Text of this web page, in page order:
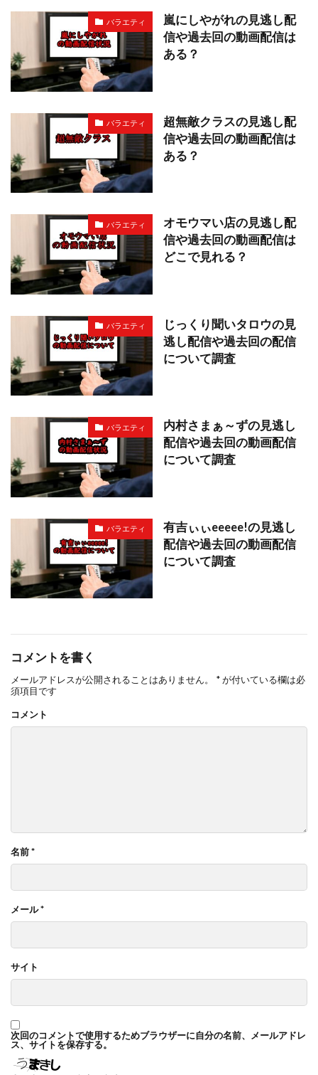
バラエティ
嵐にしやがれの見逃し配
信や過去回の動画配信は
ある？
バラエティ
超無敵クラスの見逃し配
信や過去回の動画配信は
ある？
バラエティ
オモウマい店の見逃し配
信や過去回の動画配信は
どこで見れる？
バラエティ
じっくり聞いタロウの見
逃し配信や過去回の配信
について調査
バラエティ
内村さまぁ～ずの見逃し
配信や過去回の動画配信
について調査
バラエティ
有吉ぃぃeeeee!の見逃し
配信や過去回の動画配信
について調査
コメントを書く
メールアドレスが公開されることはありません。 *が付いている欄は必
須項目です
コメント
名前*
メール*
サイト
次回のコメントで使用するためブラウザーに自分の名前、メールアドレ
ス、サイトを保存する。